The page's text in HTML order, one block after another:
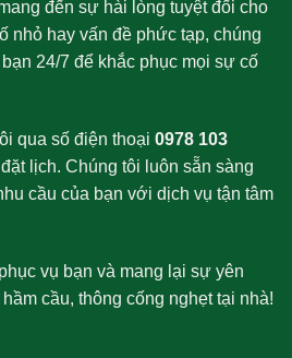
đến sự hài lòng tuyệt đối cho
nhỏ hay vấn đề phức tạp, chúng
24/7 để khắc phục mọi sự cố
qua số điện thoại 0978 103
lịch. Chúng tôi luôn sẵn sàng
cầu của bạn với dịch vụ tận tâm
vụ bạn và mang lại sự yên
cầu, thông cống nghẹt tại nhà!